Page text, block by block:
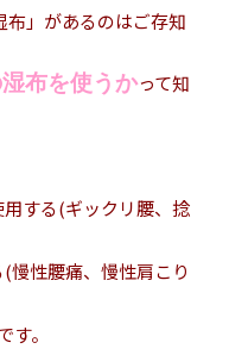
」があるのはご存知
布を使うかって知
する(ギックリ腰、捻
性腰痛、慢性肩こり
す。